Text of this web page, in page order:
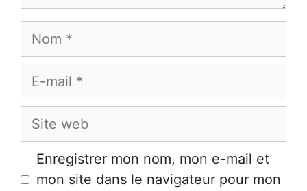
Nom
E-
Site
Enregistrer mon nom, mon e-mail et
mon site dans le navigateur pour mon